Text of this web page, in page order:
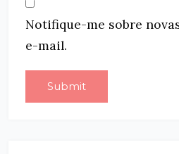
Notifique-me sobre
e-mail.